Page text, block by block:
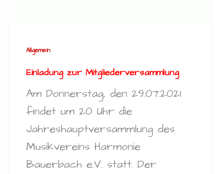
Allgemein
Einladung zur Mitgliederversammlung
Am Donnerstag, den 29.07.2021
findet um 20 Uhr die
Jahreshauptversammlung des
Musikvereins Harmonie
Bauerbach e.V. statt. Der